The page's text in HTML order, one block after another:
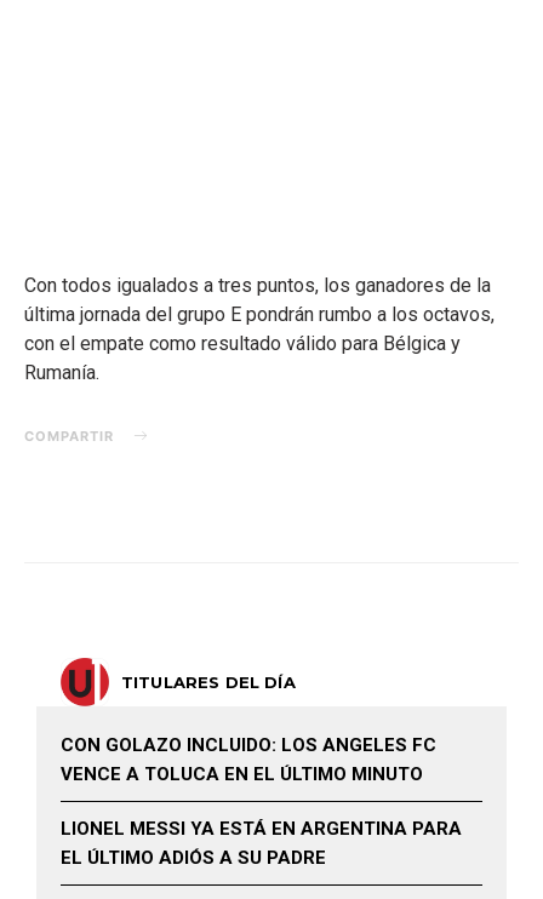
Con todos igualados a tres puntos, los ganadores de la
última jornada del grupo E pondrán rumbo a los octavos,
con el empate como resultado válido para Bélgica y
Rumanía.
COMPARTIR
TITULARES DEL DÍA
CON GOLAZO INCLUIDO: LOS ANGELES FC
VENCE A TOLUCA EN EL ÚLTIMO MINUTO
LIONEL MESSI YA ESTÁ EN ARGENTINA PARA
EL ÚLTIMO ADIÓS A SU PADRE